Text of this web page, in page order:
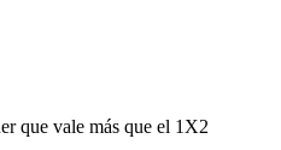
que vale más que el 1X2